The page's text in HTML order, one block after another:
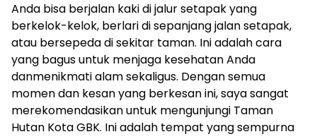
Anda bisa berjalan kaki di jalur setapak yang
berkelok-kelok, berlari di sepanjang jalan setapak,
atau bersepeda di sekitar taman. Ini adalah cara
yang bagus untuk menjaga kesehatan Anda
danmenikmati alam sekaligus. Dengan semua
momen dan kesan yang berkesan ini, saya sangat
merekomendasikan untuk mengunjungi Taman
Hutan Kota GBK. Ini adalah tempat yang sempurna